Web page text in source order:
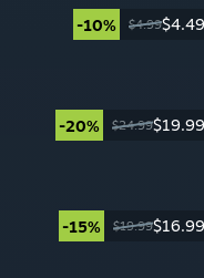
-10% $4.99$4.49
-20% $24.99$19.99
-15% $19.99$16.99